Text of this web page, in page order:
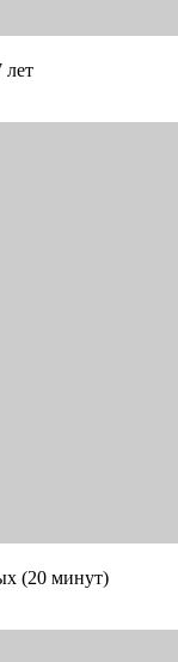
лет
(20 минут)